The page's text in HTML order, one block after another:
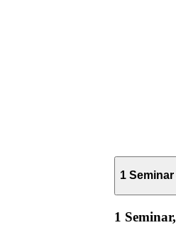
1 Seminar
1 Seminar,